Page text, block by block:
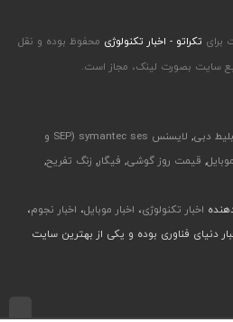
تکراتو - اخبار تکنولوژی محفوظ بوده و نقل
سایت بصورت لینک، مجاز است.
بلیط دبی,
لایسنس symantec ses (SEP و
, قیمت روز گوشی, فیگار, زنگ تفریح,
اخبار تکنولوژی، اخبار موبایل، اخبار نجوم،
دنیای فناوری بوده و یکی از بهترین سایت